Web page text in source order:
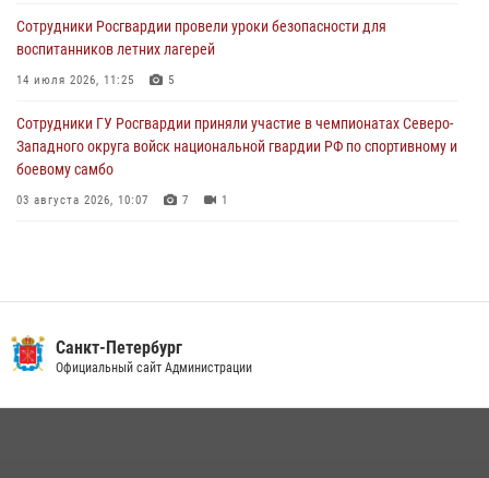
Петербургские росгвардейцы обнаружили объявленный в розыск
автомобиль, ранее использовавшийся при совершении кражи в
Ленобласти
Сотрудники Росгвардии провели уроки безопасности для
воспитанников летних лагерей
14 июля 2026, 11:25 5
Сотрудники ГУ Росгвардии приняли участие в чемпионатах Северо-
Западного округа войск национальной гвардии РФ по спортивному и
боевому самбо
03 августа 2026, 10:07 7 1
В Красногвардейском районе росгвардейцы задержали хулигана,
угрожавшего мужчине пневматическим пистолетом
Санкт-Петербург
Официальный сайт Администрации